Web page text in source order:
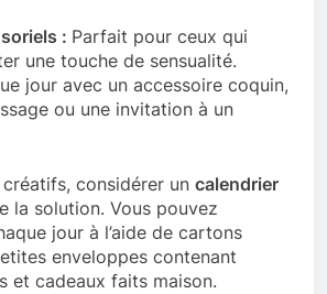
: Parfait pour ceux qui
une touche de sensualité.
jour avec un accessoire coquin,
ou une invitation à un
considérer un calendrier
la solution. Vous pouvez
jour à l’aide de cartons
enveloppes contenant
et cadeaux faits maison.